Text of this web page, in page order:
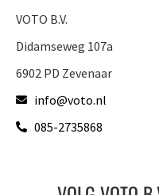
VOTO B.V.
Didamseweg 107a
6902 PD Zevenaar
info@voto.nl
085-2735868